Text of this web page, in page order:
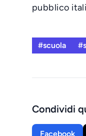
pubblico
#scuola
Condividi
Facebook